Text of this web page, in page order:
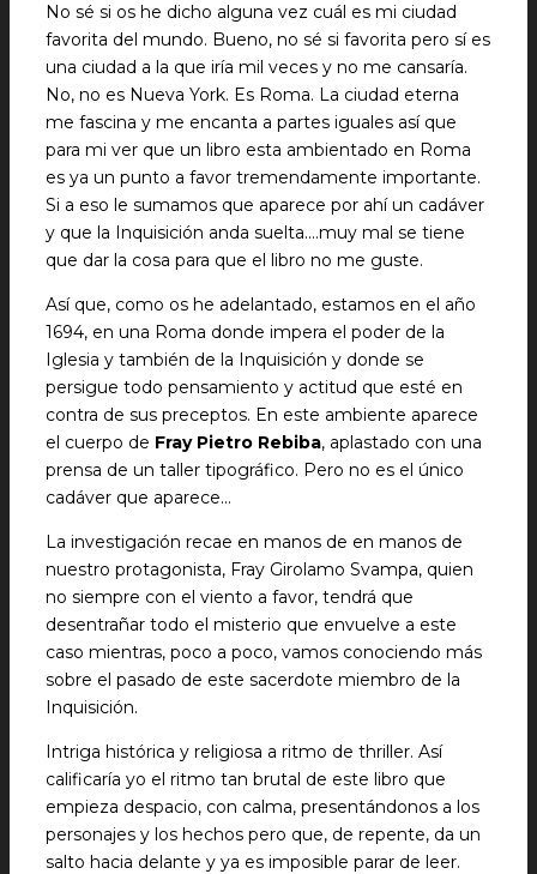
No sé si os he dicho alguna vez cuál es mi ciudad
favorita del mundo. Bueno, no sé si favorita pero sí es
una ciudad a la que iría mil veces y no me cansaría.
No, no es Nueva York. Es Roma. La ciudad eterna
me fascina y me encanta a partes iguales así que
para mi ver que un libro esta ambientado en Roma
es ya un punto a favor tremendamente importante.
Si a eso le sumamos que aparece por ahí un cadáver
y que la Inquisición anda suelta….muy mal se tiene
que dar la cosa para que el libro no me guste.
Así que, como os he adelantado, estamos en el año
1694, en una Roma donde impera el poder de la
Iglesia y también de la Inquisición y donde se
persigue todo pensamiento y actitud que esté en
contra de sus preceptos. En este ambiente aparece
el cuerpo de Fray Pietro Rebiba, aplastado con una
prensa de un taller tipográfico. Pero no es el único
cadáver que aparece…
La investigación recae en manos de en manos de
nuestro protagonista, Fray Girolamo Svampa, quien
no siempre con el viento a favor, tendrá que
desentrañar todo el misterio que envuelve a este
caso mientras, poco a poco, vamos conociendo más
sobre el pasado de este sacerdote miembro de la
Inquisición.
Intriga histórica y religiosa a ritmo de thriller. Así
calificaría yo el ritmo tan brutal de este libro que
empieza despacio, con calma, presentándonos a los
personajes y los hechos pero que, de repente, da un
salto hacia delante y ya es imposible parar de leer.